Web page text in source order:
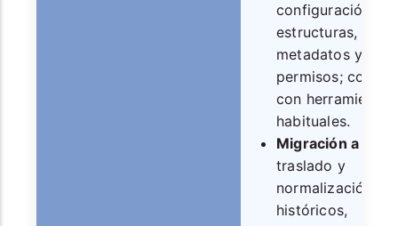
configuración de
estructuras,
metadatos y
permisos;
con herramientas
habituales.
Migración a la
traslado y
normalización de
históricos,